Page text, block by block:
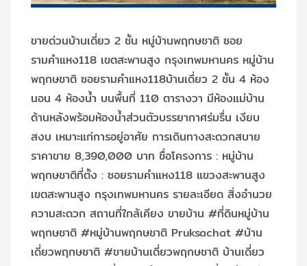
ขายด่วนบ้านเดี่ยว 2 ชั้น หมู่บ้านพฤกษชาติ ซอย
รามคำแหง118 เขตสะพานสูง กรุงเทพมหานคร หมู่บ้าน
พฤกษชาติ ซอยรามคำแหง118บ้านเดี่ยว 2 ชั้น 4 ห้อง
นอน 4 ห้องน้ำ บนพื้นที่ 110 ตารางวา มีห้องแม่บ้าน
ด้านหลังพร้อมห้องน้ำส่วนตัวบรรยากาศร่มรื่น เงียบ
สงบ เหมาะแก่การอยู่อาศัย การเดินทางสะดวกสบาย
ราคาขาย 8,390,000 บาท ชื่อโครงการ : หมู่บ้าน
พฤกษชาติที่ตั้ง : ซอยรามคำแหง118 แขวงสะพานสูง
เขตสะพานสูง กรุงเทพมหานคร รายละเอียด สิ่งอำนวย
ความสะดวก สถานที่ใกล้เคียง ขายบ้าน #ที่ดินหมู่บ้าน
พฤกษชาติ #หมู่บ้านพฤกษชาติ Pruksachat #บ้าน
เดี่ยวพฤกษชาติ #ขายบ้านเดี่ยวพฤกษชาติ บ้านเดี่ยว